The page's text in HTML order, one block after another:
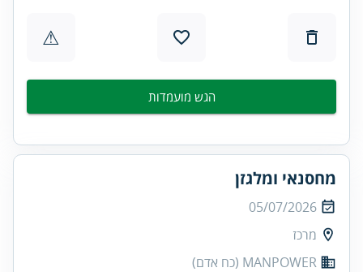
⚠
הגש מועמדות
מחסנאי ומלגזן
05/07/2026
מרכז
MANPOWER (כח אדם)